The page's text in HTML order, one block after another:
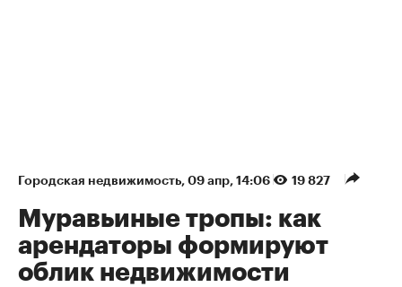
Городская недвижимость 09 апр, 14:06 19 827
Муравьиные тропы: как
арендаторы формируют
облик недвижимости